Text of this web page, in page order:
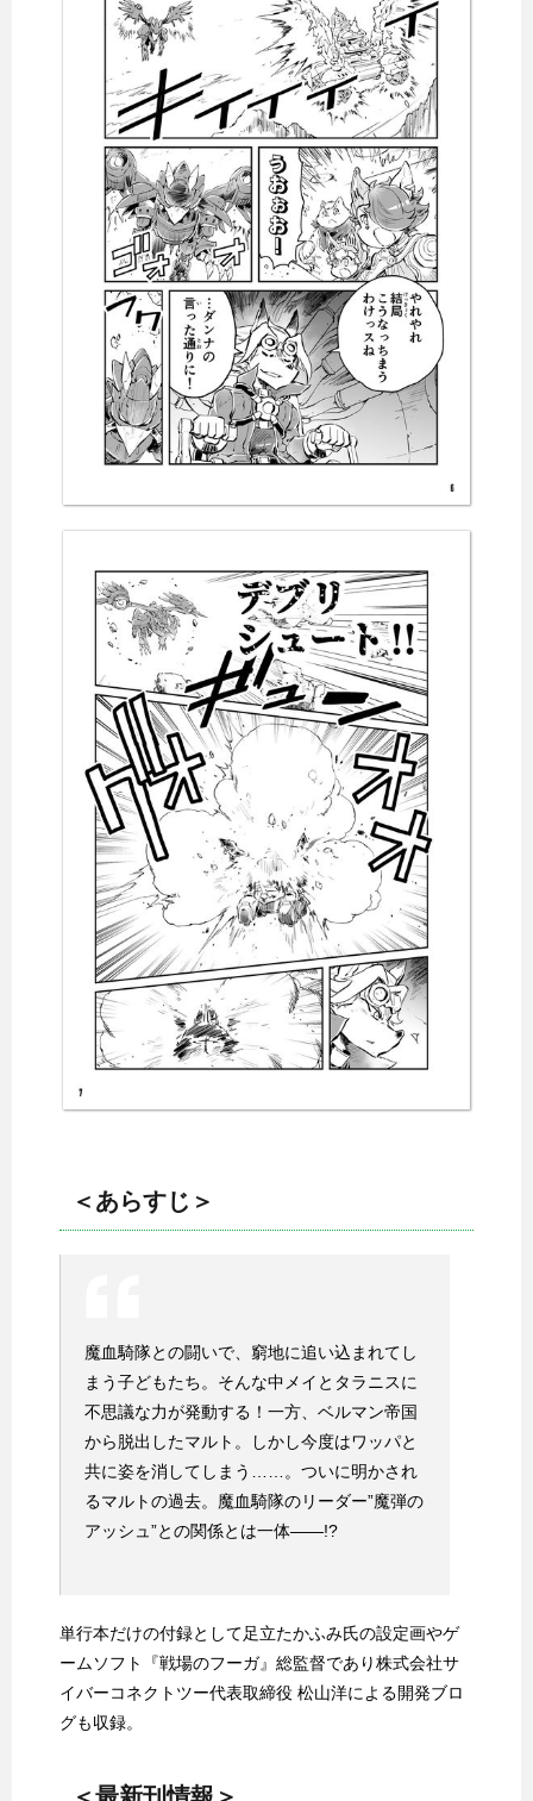
＜あらすじ＞
魔血騎隊との闘いで、窮地に追い込まれてし
まう子どもたち。そんな中メイとタラニスに
不思議な力が発動する！一方、ベルマン帝国
から脱出したマルト。しかし今度はワッパと
共に姿を消してしまう……。ついに明かされ
るマルトの過去。魔血騎隊のリーダー”魔弾の
アッシュ”との関係とは一体――!?
単行本だけの付録として足立たかふみ氏の設定画やゲ
ームソフト『戦場のフーガ』総監督であり株式会社サ
イバーコネクトツー代表取締役 松山洋による開発ブロ
グも収録。